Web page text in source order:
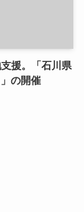
援。「石川県
の開催